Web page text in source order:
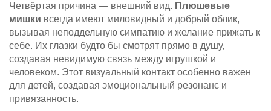
Четвёртая причина — внешний вид. Плюшевые
мишки всегда имеют миловидный и добрый облик,
вызывая неподдельную симпатию и желание прижать к
себе. Их глазки будто бы смотрят прямо в душу,
создавая невидимую связь между игрушкой и
человеком. Этот визуальный контакт особенно важен
для детей, создавая эмоциональный резонанс и
привязанность.